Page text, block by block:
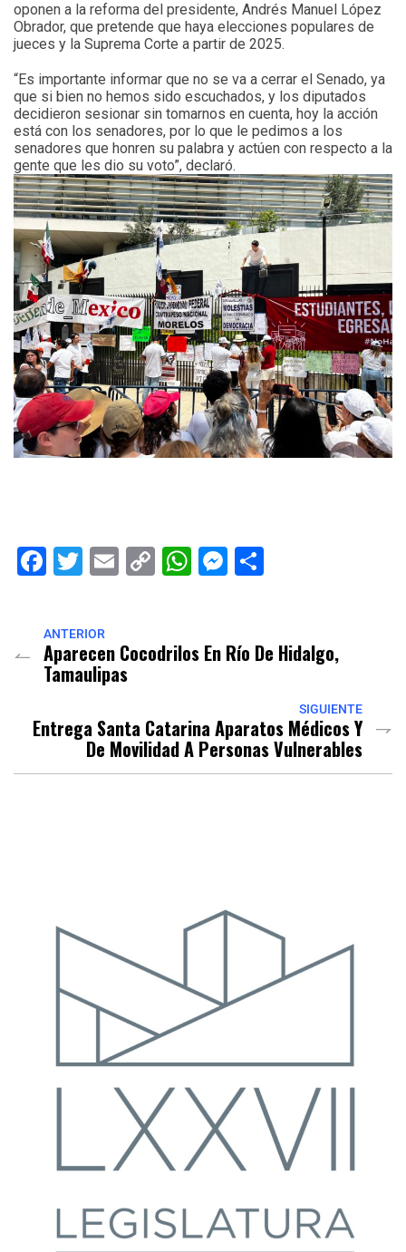
oponen a la reforma del presidente, Andrés Manuel López
Obrador, que pretende que haya elecciones populares de
jueces y la Suprema Corte a partir de 2025.
“Es importante informar que no se va a cerrar el Senado, ya
que si bien no hemos sido escuchados, y los diputados
decidieron sesionar sin tomarnos en cuenta, hoy la acción
está con los senadores, por lo que le pedimos a los
senadores que honren su palabra y actúen con respecto a la
gente que les dio su voto”, declaró.
Facebook
Twitter
EmailCopyWhatsApp
Messenger
ANTERIOR
Aparecen Cocodrilos En Río De Hidalgo,
Tamaulipas
SIGUIENTE
Entrega Santa Catarina Aparatos Médicos Y
De Movilidad A Personas Vulnerables